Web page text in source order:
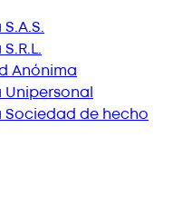
Anónima
de hecho